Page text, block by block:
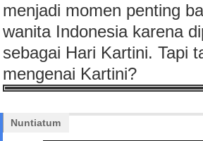
menjadi momen penting
wanita Indonesia karena
sebagai Hari Kartini. Tapi
mengenai Kartini?
Nuntiatum